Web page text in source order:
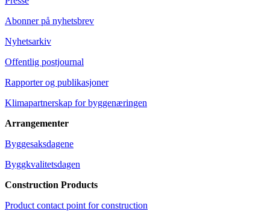
Abonner på nyhetsbrev
Nyhetsarkiv
Offentlig postjournal
Rapporter og publikasjoner
Klimapartnerskap for byggenæringen
Arrangementer
Byggesaksdagene
Byggkvalitetsdagen
Construction Products
Product contact point for construction